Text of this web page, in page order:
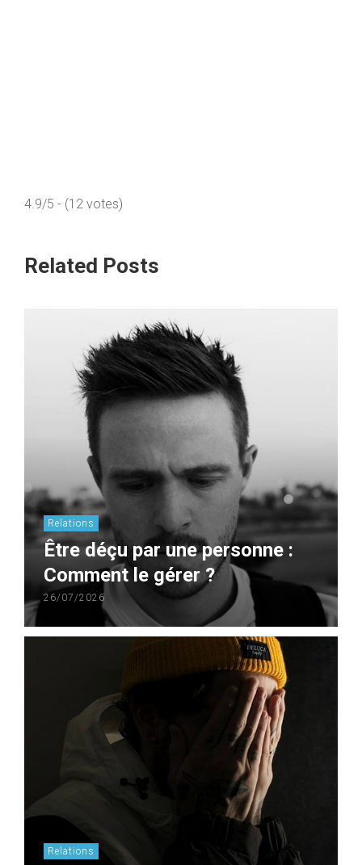
4.9/5 - (12 votes)
Related Posts
Relations
Être déçu par une personne :
Comment le gérer ?
26/07/2026
Relations